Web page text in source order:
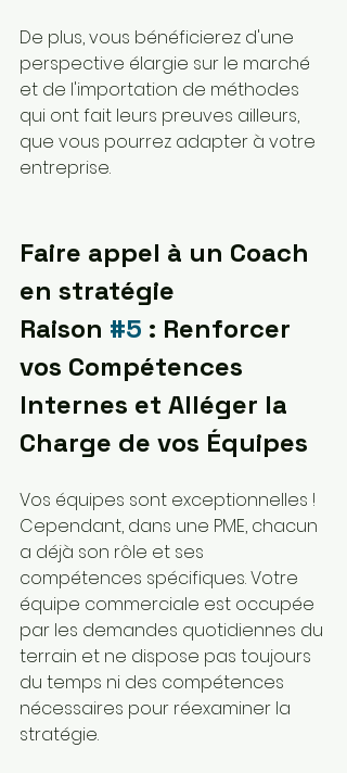
De plus, vous bénéficierez d'une
perspective élargie sur le marché
et de l'importation de méthodes
qui ont fait leurs preuves ailleurs,
que vous pourrez adapter à votre
entreprise.
Faire appel à un Coach
en stratégie
Raison #5 : Renforcer
vos Compétences
Internes et Alléger la
Charge de vos Équipes
Vos équipes sont exceptionnelles !
Cependant, dans une PME, chacun
a déjà son rôle et ses
compétences spécifiques. Votre
équipe commerciale est occupée
par les demandes quotidiennes du
terrain et ne dispose pas toujours
du temps ni des compétences
nécessaires pour réexaminer la
stratégie.